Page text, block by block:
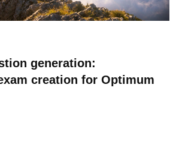
generation:
creation for Optimum